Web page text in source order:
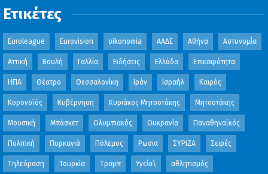
Ετικέτες
Euroleague Eurovision oikonomia ΑΑΔΕ Αθήνα Αστυνομία
Αττική Βουλή Γαλλία Ειδήσεις Ελλάδα Επικαιρότητα
ΗΠΑ Θέατρο Θεσσαλονίκη Ιράν Ισραήλ Καιρός
Κορονοϊός Κυβέρνηση Κυριάκος Μητσοτάκης Μητσοτάκης
Μουσική Μπάσκετ Ολυμπιακός Ουκρανία Παναθηναϊκός
Πολιτική Πυρκαγιά Πόλεμος Ρωσια ΣΥΡΙΖΑ Σειρές
Τηλεόραση Τουρκία Τραμπ Υγεία\ αθλητισμός